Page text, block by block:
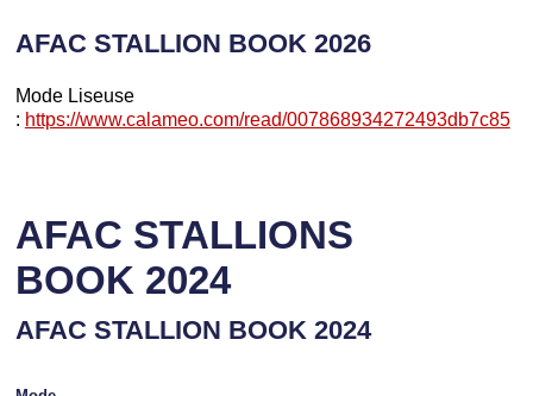
AFAC STALLION BOOK 2026
Mode Liseuse
: https://www.calameo.com/read/007868934272493db7c85
AFAC STALLIONS
BOOK 2024
AFAC STALLION BOOK 2024